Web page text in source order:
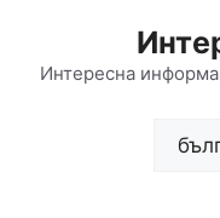
съдържанието
Интересна
език